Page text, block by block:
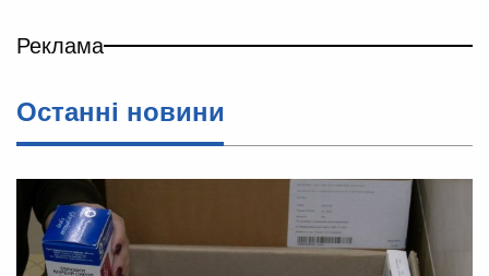
Реклама
Останні новини